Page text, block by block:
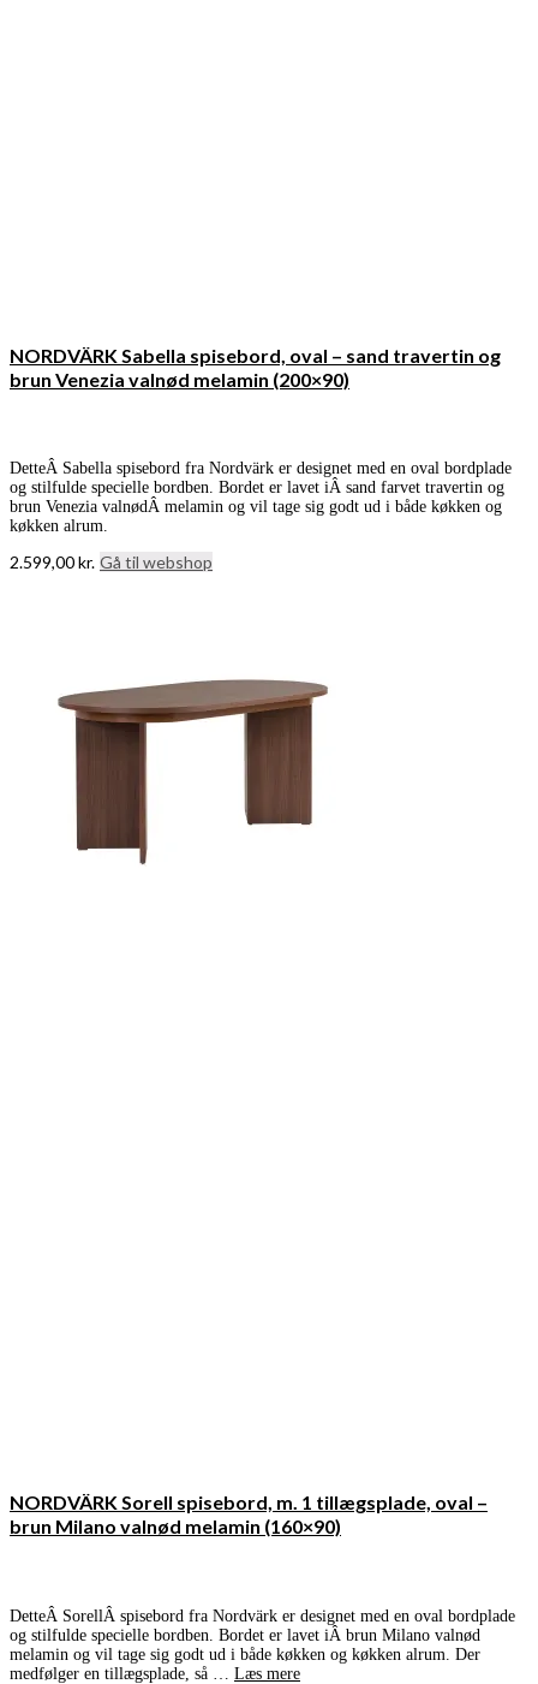
NORDVÄRK Sabella spisebord, oval – sand travertin og
brun Venezia valnød melamin (200×90)
DetteÂ Sabella spisebord fra Nordvärk er designet med en oval bordplade
og stilfulde specielle bordben. Bordet er lavet iÂ sand farvet travertin og
brun Venezia valnødÂ melamin og vil tage sig godt ud i både køkken og
køkken alrum.
2.599,00kr. Gå til webshop
NORDVÄRK Sorell spisebord, m. 1 tillægsplade, oval –
brun Milano valnød melamin (160×90)
DetteÂ SorellÂ spisebord fra Nordvärk er designet med en oval bordplade
og stilfulde specielle bordben. Bordet er lavet iÂ brun Milano valnød
melamin og vil tage sig godt ud i både køkken og køkken alrum. Der
medfølger en tillægsplade, så … Læs mere